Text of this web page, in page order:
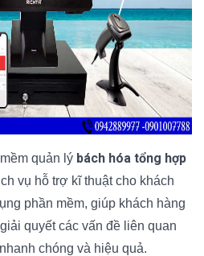
quản lý bách hóa tổng hợp
vụ hỗ trợ kĩ thuật cho khách
phần mềm, giúp khách hàng
quyết các vấn đề liên quan
chóng và hiệu quả.